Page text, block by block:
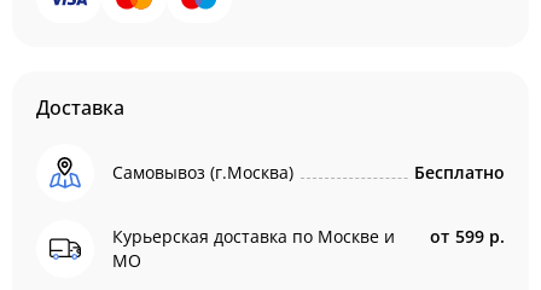
Доставка
Самовывоз (г.Москва) Бесплатно
Курьерская доставка по Москве и
МО
от 599 р.